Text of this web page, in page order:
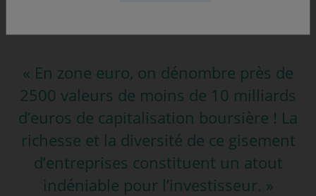
« En zone euro, on dénombre près de
2500 valeurs de moins de 10 milliards
d’euros de capitalisation boursière ! La
richesse et la diversité de ce gisement
d’entreprises constituent un atout
indéniable pour l’investisseur. »